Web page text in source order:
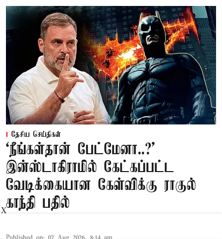
தேசிய செய்திகள்
‘நீங்கள்தான் பேட்மேனா..?’
இன்ஸ்டாகிராமில் கேட்கப்பட்ட
வேடிக்கையான கேள்விக்கு ராகுல்
காந்தி பதில்
X